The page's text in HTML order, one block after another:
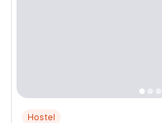
Hostel